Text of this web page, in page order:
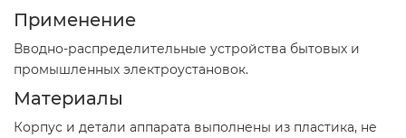
Применение
Вводно-распределительные устройства бытовых и
промышленных электроустановок.
Материалы
Корпус и детали аппарата выполнены из пластика, не